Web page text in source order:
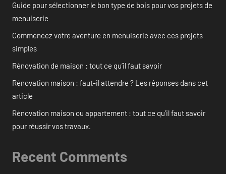
Guide pour sélectionner le bon type de bois pour vos projets de
menuiserie
Commencez votre aventure en menuiserie avec ces projets
simples
Rénovation de maison : tout ce qu’il faut savoir
Rénovation maison : faut-il attendre ? Les réponses dans cet
article
Rénovation maison ou appartement : tout ce qu’il faut savoir
pour réussir vos travaux.
Recent Comments